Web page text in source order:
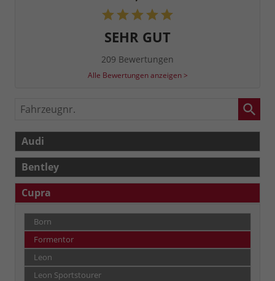
SEHR GUT
209 Bewertungen
Alle Bewertungen anzeigen >
Fahrzeugnr.
Audi
Bentley
Cupra
Born
Formentor
Leon
Leon Sportstourer